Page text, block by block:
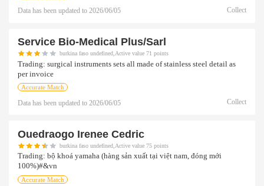
Data has been updated to 2026/06/05 Collect
Service Bio-Medical Plus/sarl
burkina faso undefined,Active value 71 points
Trading: surgical instruments sets all made of stainless steel detail as
per invoice
Accurate Match
Data has been updated to 2026/06/05 Collect
Ouedraogo Irenee Cedric
burkina faso undefined,Active value 75 points
Trading: bộ khoá yamaha (hàng sản xuất tại việt nam, đóng mới
100%)#&vn
Accurate Match